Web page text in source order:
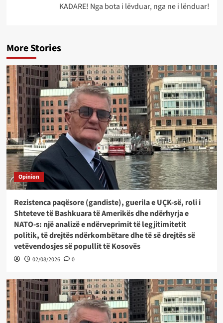
KADARE! Nga bota i lëvduar, nga ne i lënduar!
More Stories
Opinion
Rezistenca paqësore (gandiste), guerila e UÇK-së, roli i
Shteteve të Bashkuara të Amerikës dhe ndërhyrja e
NATO-s: një analizë e ndërveprimit të legjitimitetit
politik, të drejtës ndërkombëtare dhe të së drejtës së
vetëvendosjes së popullit të Kosovës
02/08/2026 0